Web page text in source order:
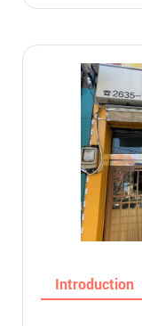
Introduction